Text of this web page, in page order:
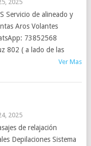
2025
Servicio de alineado y
Aros Volantes
73852568
802 ( a lado de las
Ver Mas
2025
de relajación
Depilaciones Sistema